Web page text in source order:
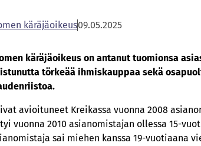
kä­rä­jä­oi­keus09.05.2025
kä­rä­jä­oi­keus on an­ta­nut tuo­mion­sa
tör­ke­ää ih­mis­kaup­paa sekä
avioituneet Kreikassa vuonna 2008
vuonna 2010 asianomistajan ollessa 15-
sai miehen kanssa 19-vuotiaana